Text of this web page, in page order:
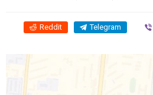
Reddit Telegram